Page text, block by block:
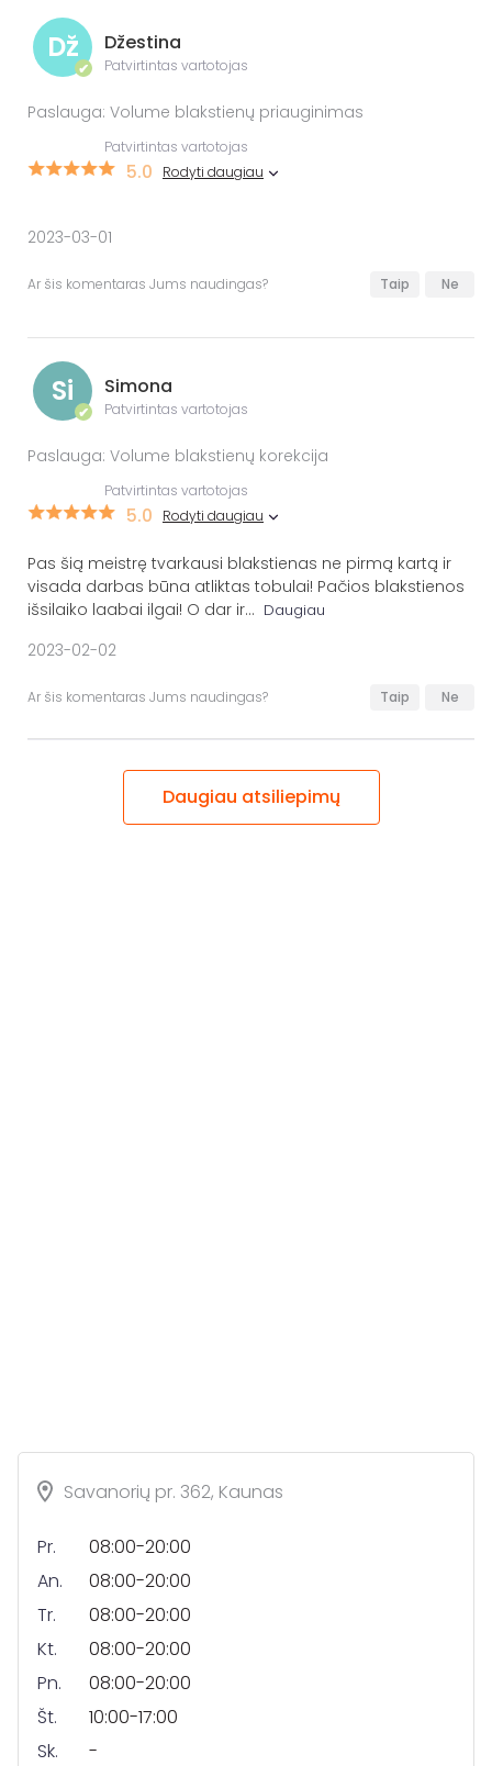
Dž
✔
Džestina
Patvirtintas vartotojas
Paslauga: Volume blakstienų priauginimas
Patvirtintas vartotojas
5.0 Rodyti daugiau
2023-03-01
Ar šis komentaras Jums naudingas? Taip Ne
Si
✔
Simona
Patvirtintas vartotojas
Paslauga: Volume blakstienų korekcija
Patvirtintas vartotojas
5.0 Rodyti daugiau
Pas šią meistrę tvarkausi blakstienas ne pirmą kartą ir
visada darbas būna atliktas tobulai! Pačios blakstienos
išsilaiko laabai ilgai! O dar ir... Daugiau
2023-02-02
Ar šis komentaras Jums naudingas? Taip Ne
Daugiau atsiliepimų
Savanorių pr. 362, Kaunas
Pr.
08:00-20:00
An.
08:00-20:00
Tr.
08:00-20:00
Kt.
08:00-20:00
Pn.
08:00-20:00
Št.
10:00-17:00
Sk.
-